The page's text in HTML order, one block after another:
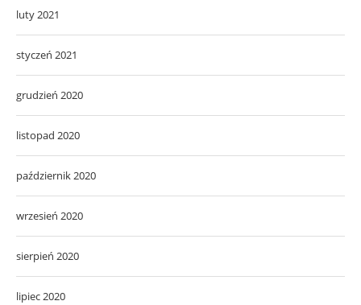
luty 2021
styczeń 2021
grudzień 2020
listopad 2020
październik 2020
wrzesień 2020
sierpień 2020
lipiec 2020